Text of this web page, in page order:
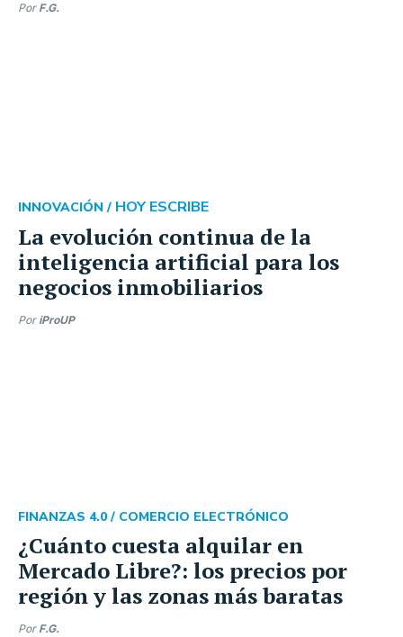
Por F.G.
La evolución continua de la
inteligencia artificial para los
negocios inmobiliarios
INNOVACIÓN / HOY ESCRIBE
Por iProUP
¿Cuánto cuesta alquilar en
Mercado Libre?: los precios por
región y las zonas más baratas
FINANZAS 4.0 / COMERCIO ELECTRÓNICO
Por F.G.